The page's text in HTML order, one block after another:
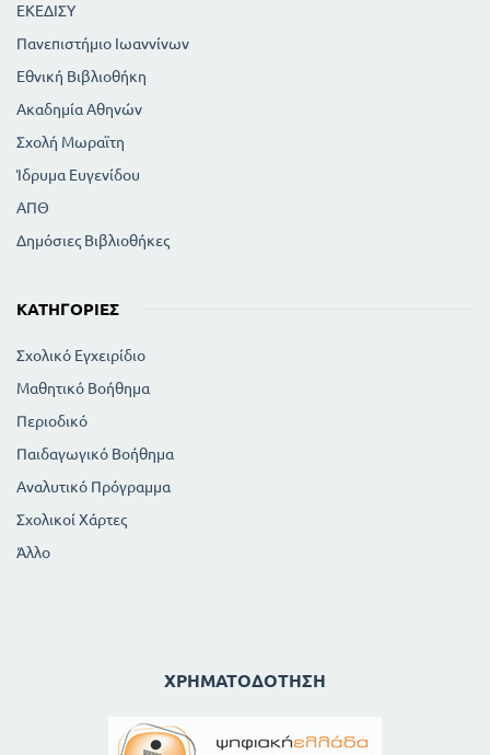
ΕΚΕΔΙΣΥ
Πανεπιστήμιο Ιωαννίνων
Εθνική Βιβλιοθήκη
Ακαδημία Αθηνών
Σχολή Μωραϊτη
Ίδρυμα Ευγενίδου
ΑΠΘ
Δημόσιες Βιβλιοθήκες
ΚΑΤΗΓΟΡΊΕΣ
Σχολικό Εγχειρίδιο
Μαθητικό Βοήθημα
Περιοδικό
Παιδαγωγικό Βοήθημα
Αναλυτικό Πρόγραμμα
Σχολικοί Χάρτες
Άλλο
ΧΡΗΜΑΤΟΔΌΤΗΣΗ